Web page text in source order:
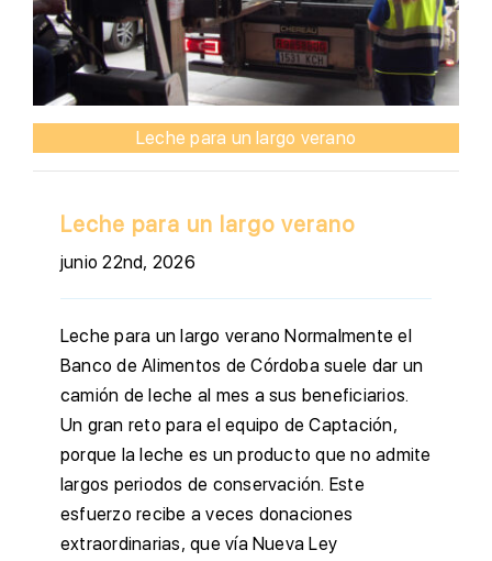
Leche para un largo verano
Leche para un largo verano
junio 22nd, 2026
Leche para un largo verano Normalmente el
Banco de Alimentos de Córdoba suele dar un
camión de leche al mes a sus beneficiarios.
Un gran reto para el equipo de Captación,
porque la leche es un producto que no admite
largos periodos de conservación. Este
esfuerzo recibe a veces donaciones
extraordinarias, que vía Nueva Ley